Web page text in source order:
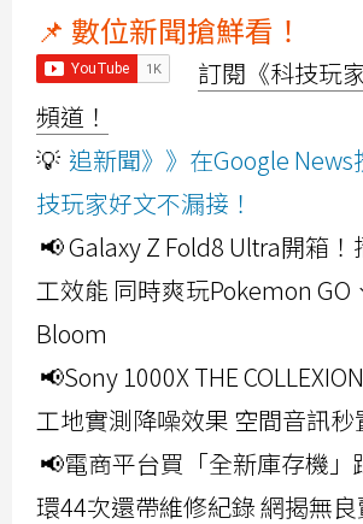
📌 數位新聞搶鮮看！
訂閱《科技玩
頻道！
💡 追新聞》》在Google
技玩家好文不漏接！
📢 Galaxy Z Fold8 Ultra開箱
工效能 同時爽玩Pokemon GO
Bloom
📢Sony 1000X THE
工地實測降噪效果 空間音訊
📢電商平台買「全新庫存機」
環44次還帶維修紀錄 網揭無